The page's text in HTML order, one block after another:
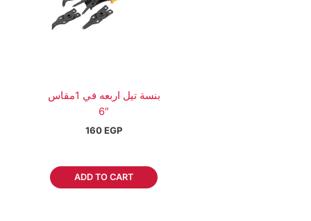
بنسة تيل اربعه في 1مقاس
6″
160EGP
ADD TO CART